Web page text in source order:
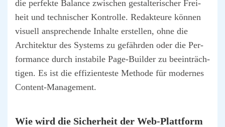
die per­fek­te Balan­ce zwi­schen gestal­te­ri­scher Frei­
heit und tech­ni­scher Kon­trol­le. Redak­teu­re kön­nen
visu­ell anspre­chen­de Inhal­te erstel­len, ohne die
Archi­tek­tur des Sys­tems zu gefähr­den oder die Per­
for­mance durch insta­bi­le Page-Buil­der zu beein­träch­
ti­gen. Es ist die effi­zi­en­tes­te Metho­de für moder­nes
Con­tent-Manage­ment.
Wie wird die Sicher­heit der Web-Platt­form